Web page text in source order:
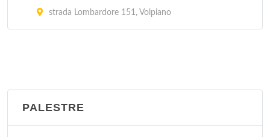
strada Lombardore 151, Volpiano
PALESTRE